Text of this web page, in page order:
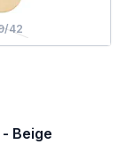
42
Beige